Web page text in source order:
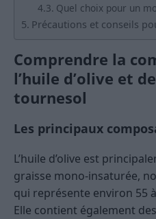
Quel choix pour un
Précautions et conseils
Comprendre la
l’huile d’olive et
tournesol
Les principaux
L’huile d’olive est
graisse mono-insaturée,
qui représente environ 55
Elle contient également